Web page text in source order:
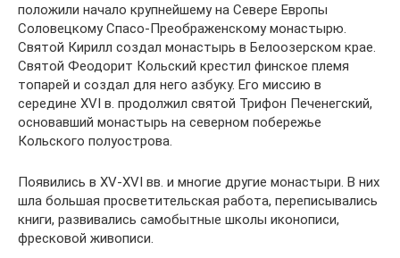
положили начало крупнейшему на Севере Европы
Соловецкому Спасо-Преображенскому монастырю.
Святой Кирилл создал монастырь в Белоозерском крае.
Святой Феодорит Кольский крестил финское племя
топарей и создал для него азбуку. Его миссию в
середине XVI в. продолжил святой Трифон Печенегский,
основавший монастырь на северном побережье
Кольского полуострова.
Появились в XV-XVI вв. и многие другие монастыри. В них
шла большая просветительская работа, переписывались
книги, развивались самобытные школы иконописи,
фресковой живописи.